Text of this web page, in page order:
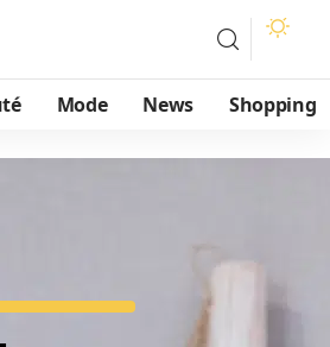
Mode News Shopping